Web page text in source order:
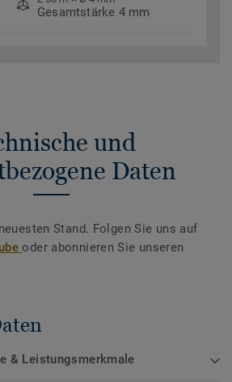
Gesamtstärke 4 mm
und
Daten
Stand. Folgen Sie uns auf
oder abonnieren Sie unseren
& Leistungsmerkmale